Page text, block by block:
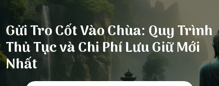
Gửi Tro Cốt Vào Chùa: Quy Trình
Thủ Tục và Chi Phí Lưu Giữ Mới
Nhất